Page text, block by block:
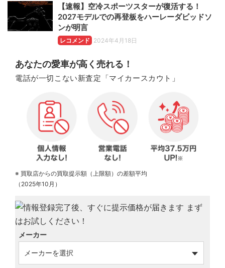
【速報】空冷スポーツスターが復活する！
2027モデルでの再登板をハーレーダビッドソ
ンが明言
レコメンド 2024年4月18日
あなたの愛車が高く売れる！
電話が一切こない新査定「マイカースカウト」
※ 買取店からの買取提示額（上限額）の差額平均
（2025年10月）
メーカー